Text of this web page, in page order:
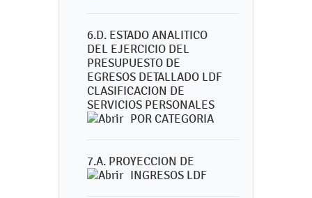
6.D. ESTADO ANALITICO
DEL EJERCICIO DEL
PRESUPUESTO DE
EGRESOS DETALLADO LDF
CLASIFICACION DE
SERVICIOS PERSONALES
POR CATEGORIA
7.A. PROYECCION DE
INGRESOS LDF